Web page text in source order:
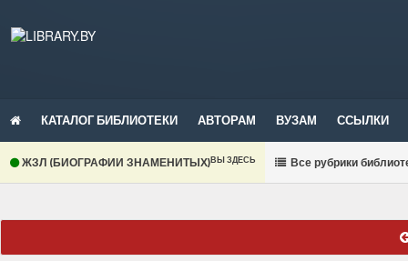
КАТАЛОГ БИБЛИОТЕКИ АВТОРАМ ВУЗАМ ССЫЛКИ
ЖЗЛ (БИОГРАФИИ ЗНАМЕНИТЫХ)ВЫ ЗДЕСЬ Все рубрики